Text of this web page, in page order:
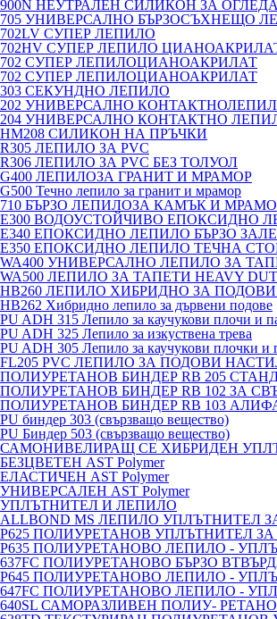
900N НЕУТРАЛЕН СИЛИКОН ЗА
705 УНИВЕРСАЛНО БЪРЗОСЪХНЕЩО
702LV СУПЕР ЛЕПИЛО
702HV СУПЕР ЛЕПИЛО
702 СУПЕР ЛЕПИЛОЦИАНОАКРИЛАТ
702 СУПЕР ЛЕПИЛОЦИАНОАКРИЛАТ
303 СЕКУНДНО ЛЕПИЛО
202 УНИВЕРСАЛНО
204 УНИВЕРСАЛНО КОНТАКТНО
HM208 СИЛИКОН НА ПРЪЧКИ
R305 ЛЕПИЛО ЗА PVC
R306 ЛЕПИЛО ЗА PVC БЕЗ ТОЛУОЛ
G400 ЛЕПИЛОЗА ГРАНИТ И МРАМОP
G500 Течно лепило за гранит и мрамор
710 БЪРЗО ЛЕПИЛОЗА КАМЪК И
E300 ВОДОУСТОЙЧИВО ЕПОКСИДНО
E340 ЕПОКСИДНО ЛЕПИЛО БЪРЗО
E350 ЕПОКСИДНО ЛЕПИЛО ТЕЧНА
WA400 УНИВЕРСАЛНО ЛЕПИЛО ЗА
WA500 ЛЕПИЛО ЗА ТАПЕТИ HEAVY
HB260 ЛЕПИЛО ХИБРИДНО ЗА
HB262 Хибридно лепило за дървени подове
PU ADH 315 Лепило за каучукови плочи и
PU ADH 325 Лепило за изкуствена трева
PU ADH 305 Лепило за каучукови плочки и
FL205 PVC ЛЕПИЛО ЗА ПОДОВИ
ПОЛИУРЕТАНОВ БИНДЕР RB 205
ПОЛИУРЕТАНОВ БИНДЕР RB 102 ЗА
ПОЛИУРЕТАНОВ БИНДЕР RB 103
PU биндер 303 (свързващо вещество)
PU Биндер 503 (свързващо вещество)
САМОНИВЕЛИРАЩ СЕ ХИБРИДЕН
БЕЗЦВЕТЕН AST Polymer
ЕЛАСТИЧЕН AST Polymer
УНИВЕРСАЛЕН AST Polymer
УПЛЪТНИТЕЛ И ЛЕПИЛО
ALLBOND MS ЛЕПИЛО
P625 ПОЛИУРЕТАНОВ УПЛЪТНИТЕЛ
P635 ПОЛИУРЕТАНОВО ЛЕПИЛО -
637FC ПОЛИУРЕТАНОВО БЪРЗО
P645 ПОЛИУРЕТАНОВО ЛЕПИЛО -
647FC ПОЛИУРЕТАНОВО ЛЕПИЛО -
640SL САМОРАЗЛИВЕН ПОЛИУ-